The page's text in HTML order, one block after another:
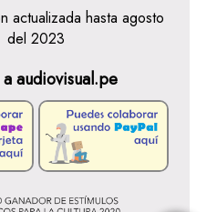
actualizada hasta agosto
del 2023
audiovisual.pe